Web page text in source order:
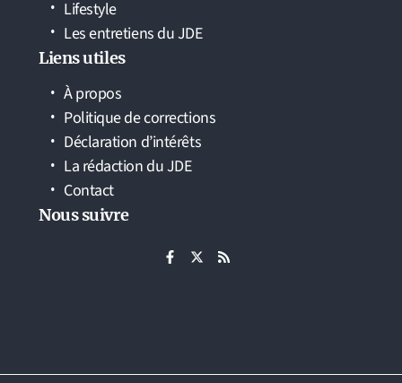
Lifestyle
Les entretiens du JDE
Liens utiles
À propos
Politique de corrections
Déclaration d’intérêts
La rédaction du JDE
Contact
Nous suivre